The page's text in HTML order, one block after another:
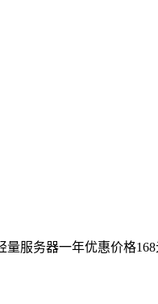
服务器一年优惠价格